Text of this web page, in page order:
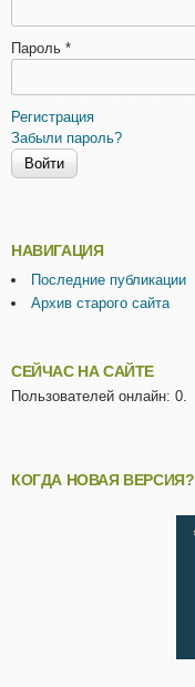
Пароль *
Регистрация
Забыли пароль?
НАВИГАЦИЯ
Последние публикации
Архив старого сайта
СЕЙЧАС НА САЙТЕ
Пользователей онлайн: 0.
КОГДА НОВАЯ ВЕРСИЯ?